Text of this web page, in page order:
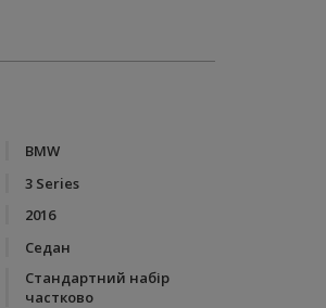
BMW
3 Series
2016
Седан
Стандартний набір
частково